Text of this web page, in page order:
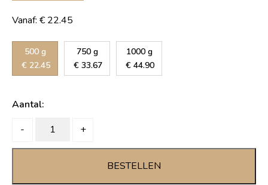
Vanaf: € 22.45
500 g
€ 22.45
750 g
€ 33.67
1000 g
€ 44.90
Aantal:
-
PICANHA
+
BESTELLEN